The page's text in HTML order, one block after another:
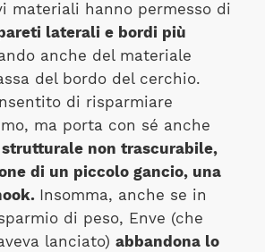
materiali hanno permesso di
laterali e bordi più
anche del materiale
del bordo del cerchio.
di risparmiare
ma porta con sé anche
non trascurabile,
di un piccolo gancio, una
Insomma, anche se in
di peso, Enve (che
lanciato) abbandona lo